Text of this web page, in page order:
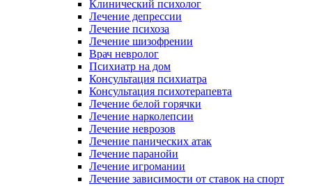
Клинический психолог
Лечение депрессии
Лечение психоза
Лечение шизофрении
Врач невролог
Психиатр на дом
Консультация психиатра
Консультация психотерапевта
Лечение белой горячки
Лечение нарколепсии
Лечение неврозов
Лечение панических атак
Лечение паранойи
Лечение игромании
Лечение зависимости от ставок на спорт